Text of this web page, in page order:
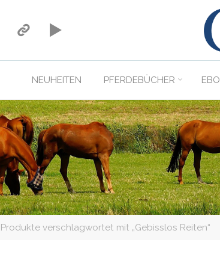
NEUHEITEN PFERDEBÜCHER
Produkte verschlagwortet mit „Gebisslos Reiten“